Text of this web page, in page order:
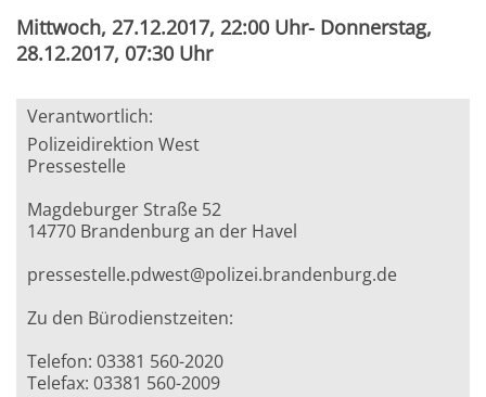
Mittwoch, 27.12.2017, 22:00 Uhr- Donnerstag,
28.12.2017, 07:30 Uhr
Verantwortlich:
Polizeidirektion West
Pressestelle
Magdeburger Straße 52
14770 Brandenburg an der Havel
pressestelle.pdwest@polizei.brandenburg.de
Zu den Bürodienstzeiten:
Telefon: 03381 560-2020
Telefax: 03381 560-2009